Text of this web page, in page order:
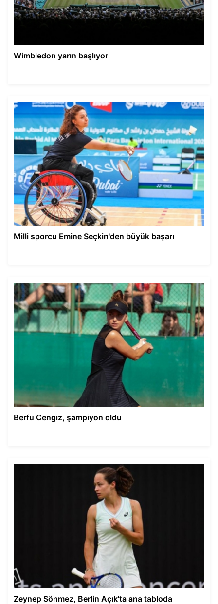
Wimbledon yarın başlıyor
Milli sporcu Emine Seçkin'den büyük başarı
Berfu Cengiz, şampiyon oldu
Zeynep Sönmez, Berlin Açık'ta ana tabloda